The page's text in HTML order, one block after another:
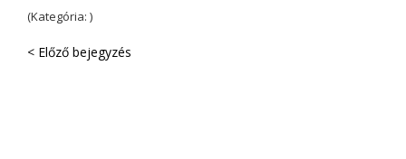
(Kategória: )
< Előző bejegyzés